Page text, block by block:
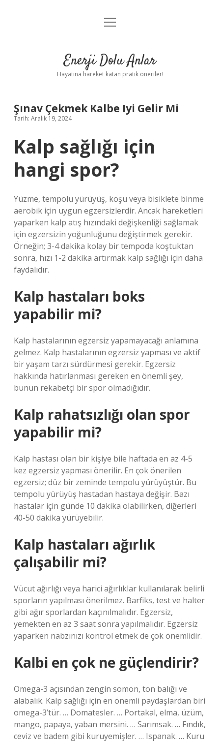
Anasayfa
Yasal Uyarı
menüyü
Enerji Dolu Anlar
Hayatına hareket katan pratik öneriler!
Şınav Çekmek Kalbe Iyi Gelir Mi
Tarih: Aralık 19, 2024
Kalp sağlığı için
hangi spor?
Yüzme, tempolu yürüyüş, koşu veya bisiklete binme
aerobik için uygun egzersizlerdir. Ancak hareketleri
yaparken kalp atış hızındaki değişkenliği sağlamak
için egzersizin yoğunluğunu değiştirmek gerekir.
Örneğin; 3-4 dakika kolay bir tempoda koştuktan
sonra, hızı 1-2 dakika artırmak kalp sağlığı için daha
faydalıdır.
Kalp hastaları boks
yapabilir mi?
Kalp hastalarının egzersiz yapamayacağı anlamına
gelmez. Kalp hastalarının egzersiz yapması ve aktif
bir yaşam tarzı sürdürmesi gerekir. Egzersiz
hakkında hatırlanması gereken en önemli şey,
bunun rekabetçi bir spor olmadığıdır.
Kalp rahatsızlığı olan spor
yapabilir mi?
Kalp hastası olan bir kişiye bile haftada en az 4-5
kez egzersiz yapması önerilir. En çok önerilen
egzersiz; düz bir zeminde tempolu yürüyüştür. Bu
tempolu yürüyüş hastadan hastaya değişir. Bazı
hastalar için günde 10 dakika olabilirken, diğerleri
40-50 dakika yürüyebilir.
Kalp hastaları ağırlık
çalışabilir mi?
Vücut ağırlığı veya harici ağırlıklar kullanılarak belirli
sporların yapılması önerilmez. Barfiks, test ve halter
gibi ağır sporlardan kaçınılmalıdır. Egzersiz,
yemekten en az 3 saat sonra yapılmalıdır. Egzersiz
yaparken nabzınızı kontrol etmek de çok önemlidir.
Kalbi en çok ne güçlendirir?
Omega-3 açısından zengin somon, ton balığı ve
alabalık. Kalp sağlığı için en önemli paydaşlardan biri
omega-3’tür. … Domatesler. … Portakal, elma, üzüm,
mango, papaya, yaban mersini. … Sarımsak. … Fındık,
ceviz ve badem gibi kuruyemişler. … Ispanak. … Kuru